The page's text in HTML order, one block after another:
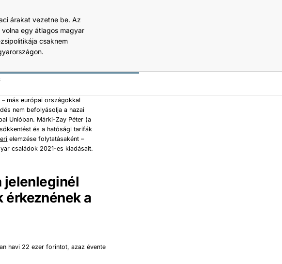
árakat vezetne be. Az
egy átlagos magyar
csaknem
más európai országokkal
nem befolyásolja a hazai
Unióban. Márki-Zay Péter (a
és a hatósági tarifák
elemzése folytatásaként –
családok 2021-es kiadásait.
jelenleginél
érkeznének a
havi 22 ezer forintot, azaz évente